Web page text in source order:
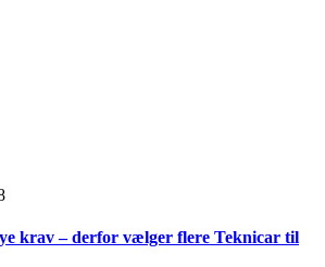
krav – derfor vælger flere Teknicar til